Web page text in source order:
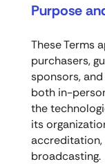
Purpose
These Terms
purchasers,
sponsors,
both in-
the
its
accreditation,
broadcasting.